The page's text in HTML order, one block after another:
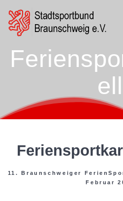
ell
11. Braunschweiger
Februar